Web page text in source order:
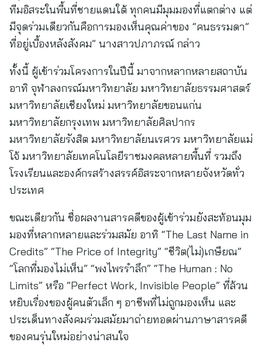
ทีมอิสระในพื้นที่ชายแดนใต้ ทุกคนมีมุมมองที่แตกต่าง แต่
มีจุดร่วมเดียวกันคือการมองเห็นคุณค่าของ “คนธรรมดา”
ที่อยู่เบื้องหลังสังคม” นางสาวปภาภรณ์ กล่าว
ทั้งนี้ ผู้เข้าร่วมโครงการในปีนี้ มาจากหลากหลายสถาบัน
อาทิ จุฬาลงกรณ์มหาวิทยาลัย มหาวิทยาลัยธรรมศาสตร์
มหาวิทยาลัยเชียงใหม่ มหาวิทยาลัยขอนแก่น
มหาวิทยาลัยกรุงเทพ มหาวิทยาลัยศิลปากร
มหาวิทยาลัยรังสิต มหาวิทยาลัยนเรศวร มหาวิทยาลัยแม่
โจ้ มหาวิทยาลัยเทคโนโลยีราชมงคลหลายพื้นที่ รวมถึง
โรงเรียนและองค์กรสร้างสรรค์อิสระจากหลายจังหวัดทั่ว
ประเทศ
ขณะเดียวกัน ชื่อผลงานสารคดีของผู้เข้าร่วมยังสะท้อนมุม
มองที่หลากหลายและร่วมสมัย อาทิ “The Last Name in
Credits” “The Price of Integrity” “ชีวิต(ไม่)เกษียณ”
“โลกที่มองไม่เห็น” “พงไพรรำลึก” “The Human : No
Limits” หรือ “Perfect Work, Invisible People” ที่ล้วน
หยิบเรื่องของผู้คนตัวเล็ก ๆ อาชีพที่ไม่ถูกมองเห็น และ
ประเด็นทางสังคมร่วมสมัยมาถ่ายทอดผ่านภาษาสารคดี
ของคนรุ่นใหม่อย่างน่าสนใจ